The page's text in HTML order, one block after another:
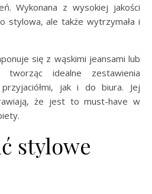
Wykonana z wysokiej jakości
stylowa, ale także wytrzymała i
się z wąskimi jeansami lub
tworząc idealne zestawienia
jak i do biura. Jej
że jest to must-have w
stylowe